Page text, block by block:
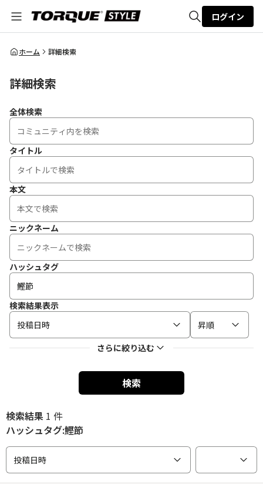
全体検索
ログイン
ホーム 詳細検索
詳細検索
全体検索
タイトル
本文
ニックネーム
ハッシュタグ
検索結果表示
投稿日時
昇順
さらに絞り込む
検索
検索結果 1 件
ハッシュタグ:鰹節
投稿日時